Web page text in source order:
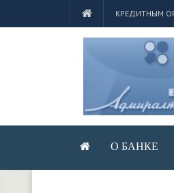
КРЕДИТНЫМ
О БАНКЕ